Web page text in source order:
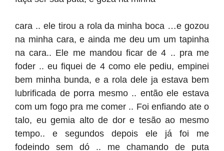
cara .. ele tirou a rola da minha boca …e gozou
na minha cara, e ainda me deu um um tapinha
na cara.. Ele me mandou ficar de 4 .. pra me
foder .. eu fiquei de 4 como ele pediu, empinei
bem minha bunda, e a rola dele ja estava bem
lubrificada de porra mesmo .. então ele estava
com um fogo pra me comer .. Foi enfiando ate o
talo, eu gemia alto de dor e tesão ao mesmo
tempo.. e segundos depois ele já foi me
fodeindo sem dó .. me chamando de puta